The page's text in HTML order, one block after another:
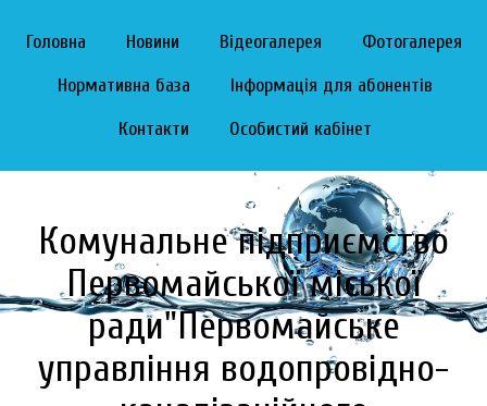
Головна Новини Відеогалерея
Фотогалерея
Нормативна база
Інформація для абонентів
Контакти
Особистий кабінет
Комунальне підприємство
Первомайської міської
ради"Первомайське
управління водопровідно-